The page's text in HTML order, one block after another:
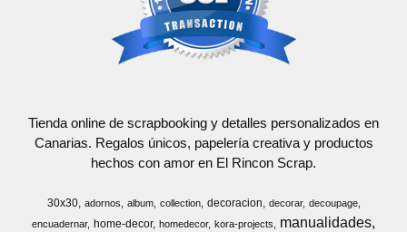
Tienda online de scrapbooking y detalles personalizados en
Canarias. Regalos únicos, papelería creativa y productos
hechos con amor en El Rincon Scrap.
30x30 adornos album collection decoracion decorar
decoupage
encuadernar
home-decor homedecor kora-projects manualidades